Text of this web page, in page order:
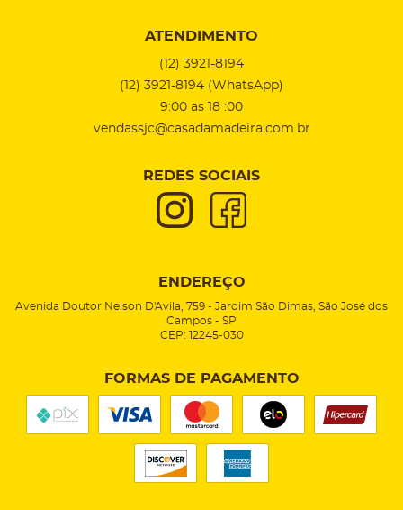
ATENDIMENTO
(12) 3921-8194
(12) 3921-8194 (WhatsApp)
9:00 as 18 :00
vendassjc@casadamadeira.com.br
REDES SOCIAIS
ENDEREÇO
Avenida Doutor Nelson D'Avila, 759 - Jardim São Dimas, São José dos
Campos - SP
CEP: 12245-030
FORMAS DE PAGAMENTO